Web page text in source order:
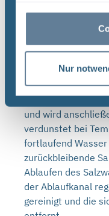
Nur
Bereiche) im
des Abbaus 3 auf
725-Meter-Ebene,
Salzwasser tritt in
aus den Wänden
einen Ablaufkanal
und wird
verdunstet bei
fortlaufend Wasser
zurückbleibende
Ablaufen des
der Ablaufkanal
gereinigt und die